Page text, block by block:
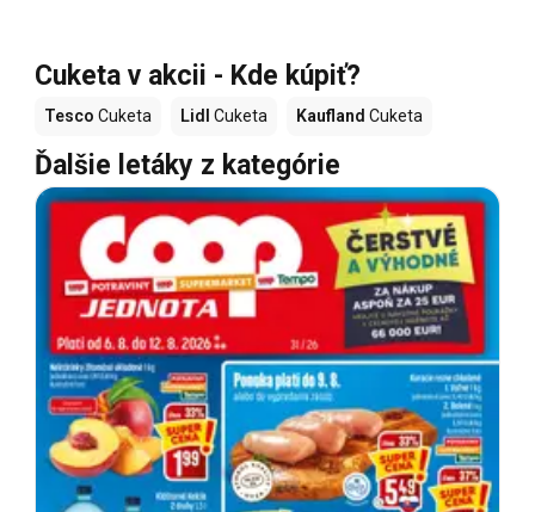
Cuketa v akcii - Kde kúpiť?
Tesco Cuketa Lidl Cuketa Kaufland Cuketa
Ďalšie letáky z kategórie